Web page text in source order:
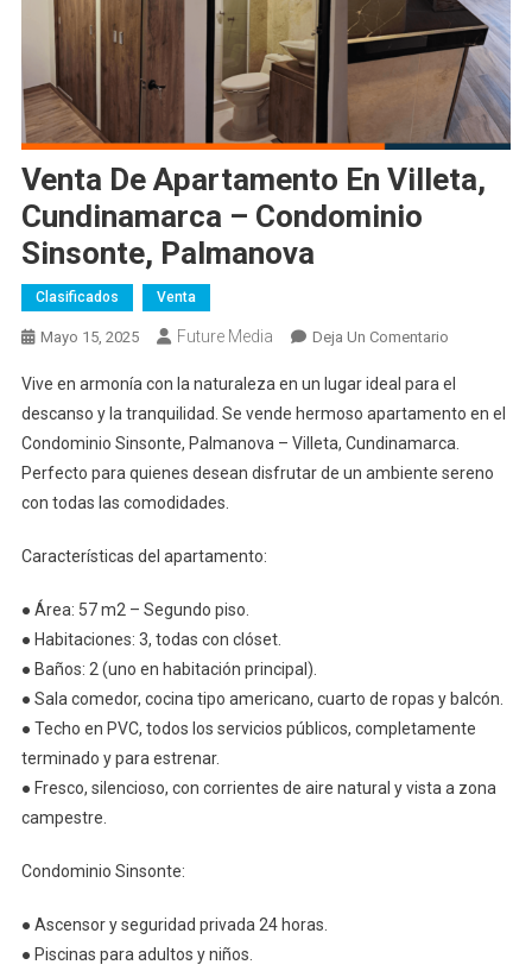
Venta De Apartamento En Villeta,
Cundinamarca – Condominio
Sinsonte, Palmanova
Clasificados Venta
Mayo 15, 2025 Future Media Deja Un ComentarioEn
De
En
Villeta,
Vive en armonía con la naturaleza en un lugar ideal para el
descanso y la tranquilidad. Se vende hermoso apartamento en el
Condominio Sinsonte, Palmanova – Villeta, Cundinamarca.
Perfecto para quienes desean disfrutar de un ambiente sereno
con todas las comodidades.
Características del apartamento:
● Área: 57 m2 – Segundo piso.
● Habitaciones: 3, todas con clóset.
● Baños: 2 (uno en habitación principal).
● Sala comedor, cocina tipo americano, cuarto de ropas y balcón.
● Techo en PVC, todos los servicios públicos, completamente
terminado y para estrenar.
● Fresco, silencioso, con corrientes de aire natural y vista a zona
campestre.
Condominio Sinsonte:
● Ascensor y seguridad privada 24 horas.
● Piscinas para adultos y niños.